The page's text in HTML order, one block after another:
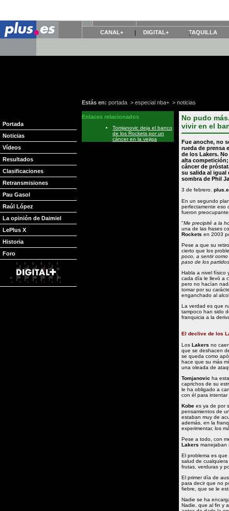
CANAL+ DIGITAL+ TAQUILLA
Portada
Noticias
Vídeos
Resultados
Clasificaciones
Retransmisiones
Pau Gasol
Raúl López
La opinión de Daimiel
LePlus X
Historia
Foro
Estás en: portada > especial nba+ > noticias
Enlaces relacionados
Tomjanovic deja el banco
de los Rockets por un
cáncer en la vejiga
No pudo
vivir en el
Fue anoche, no
rueda de prensa
de los Lakers.
alta
cáncer de
su salida al igual
sombra de Phil
3 de febrero.
En un segundo
perfectamente eso
fueron
"Me precipité a la
una de las frases
Rockets en 2003
Pese a que su
cierto que los
poco, a sentir
paso de los partidos
Habla a nivel físico
cada día le llevó a
pero no hacían
tomar por su
enganchado al
La verdad es que
tampoco han sido
franquicia a la
El declive de los
Los Lakers no
que se deshacen
se queda como
hace que su más
una oleada de
Tomjanovic ha
caprichos de su
le ha obligado a
con él para intentar
Kobe es ya de por
pensamientos de
estaban muy de
además, en la
experimentar, los
Pese a todo, con
Lakers manejaban
El problema es
salud de
frutas, verduras y
El primer día de
para decir que no
fiebre, que se le
Nadie se ha
Nadie, que al fin y